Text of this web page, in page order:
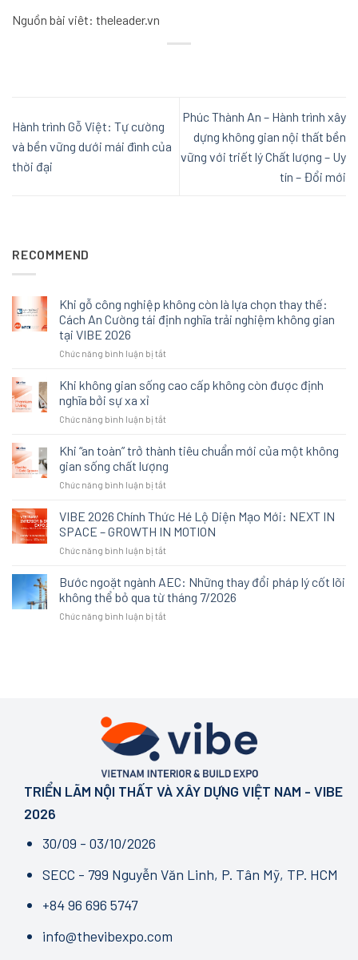
Nguồn bài viêt: theleader.vn
Hành trình Gỗ Việt: Tự cường
và bền vững dưới mái đình của
thời đại
Phúc Thành An – Hành trình xây
dựng không gian nội thất bền
vững với triết lý Chất lượng – Uy
tín – Đổi mới
RECOMMEND
Khi gỗ công nghiệp không còn là lựa chọn thay thế:
Cách An Cường tái định nghĩa trải nghiệm không gian
tại VIBE 2026
Chức năng bình luận bị tắtở
công
không
là
chọn
thay
Cách
An
tái
nghĩa
trải
Khi không gian sống cao cấp không còn được định
nghĩa bởi sự xa xỉ
Chức năng bình luận bị tắtở
không
gian
sống
cao
không
còn
định
bởi
sự
xỉ
Khi “an toàn” trở thành tiêu chuẩn mới của một không
gian sống chất lượng
Chức năng bình luận bị tắtở
“an
toàn”
trở
thành
chuẩn
mới
một
VIBE 2026 Chính Thức Hé Lộ Diện Mạo Mới: NEXT IN
SPACE – GROWTH IN MOTION
Chức năng bình luận bị tắtở
2026
Chính
Thức
Hé
GROWTH
IN
MOTION
Bước ngoặt ngành AEC: Những thay đổi pháp lý cốt lõi
không thể bỏ qua từ tháng 7/2026
Chức năng bình luận bị tắtở
lý
cốt
không
thể
TRIỂN LÃM NỘI THẤT VÀ XÂY DỰNG VIỆT NAM - VIBE
2026
30/09 - 03/10/2026
SECC - 799 Nguyễn Văn Linh, P. Tân Mỹ, TP. HCM
+84 96 696 5747
info@thevibexpo.com